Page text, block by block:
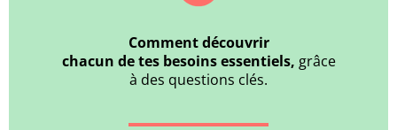
Comment découvrir
chacun de tes besoins essentiels, grâce
à des questions clés.